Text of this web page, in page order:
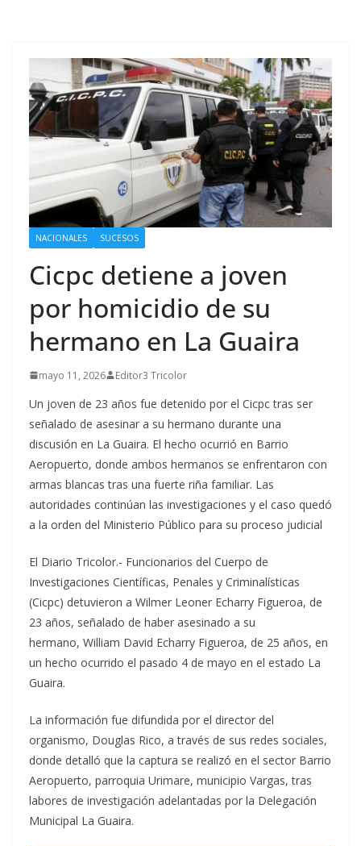
NACIONALES SUCESOS
Cicpc detiene a joven
por homicidio de su
hermano en La Guaira
mayo 11, 2026 Editor3 Tricolor
Un joven de 23 años fue detenido por el Cicpc tras ser
señalado de asesinar a su hermano durante una
discusión en La Guaira. El hecho ocurrió en Barrio
Aeropuerto, donde ambos hermanos se enfrentaron con
armas blancas tras una fuerte riña familiar. Las
autoridades continúan las investigaciones y el caso quedó
a la orden del Ministerio Público para su proceso judicial
El Diario Tricolor.- Funcionarios del Cuerpo de
Investigaciones Científicas, Penales y Criminalísticas
(Cicpc) detuvieron a Wilmer Leoner Echarry Figueroa, de
23 años, señalado de haber asesinado a su
hermano, William David Echarry Figueroa, de 25 años, en
un hecho ocurrido el pasado 4 de mayo en el estado La
Guaira.
La información fue difundida por el director del
organismo, Douglas Rico, a través de sus redes sociales,
donde detalló que la captura se realizó en el sector Barrio
Aeropuerto, parroquia Urimare, municipio Vargas, tras
labores de investigación adelantadas por la Delegación
Municipal La Guaira.